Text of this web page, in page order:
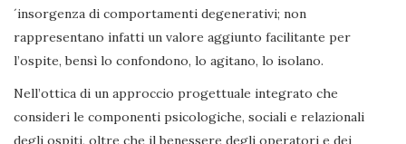
´insorgenza di comportamenti degenerativi; non
rappresentano infatti un valore aggiunto facilitante per
l’ospite, bensì lo confondono, lo agitano, lo isolano.
Nell’ottica di un approccio progettuale integrato che
consideri le componenti psicologiche, sociali e relazionali